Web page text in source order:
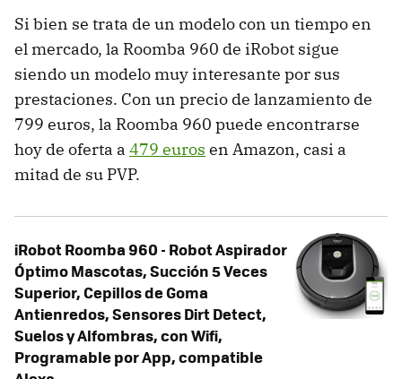
Si bien se trata de un modelo con un tiempo en
el mercado, la Roomba 960 de iRobot sigue
siendo un modelo muy interesante por sus
prestaciones. Con un precio de lanzamiento de
799 euros, la Roomba 960 puede encontrarse
hoy de oferta a 479 euros en Amazon, casi a
mitad de su PVP.
iRobot Roomba 960 - Robot Aspirador
Óptimo Mascotas, Succión 5 Veces
Superior, Cepillos de Goma
Antienredos, Sensores Dirt Detect,
Suelos y Alfombras, con Wifi,
Programable por App, compatible